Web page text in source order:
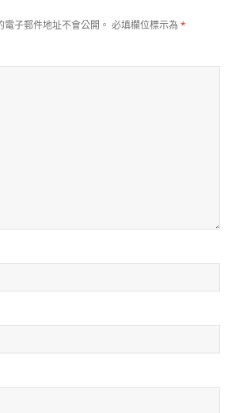
子郵件地址不會公開。 必填欄位標示為*